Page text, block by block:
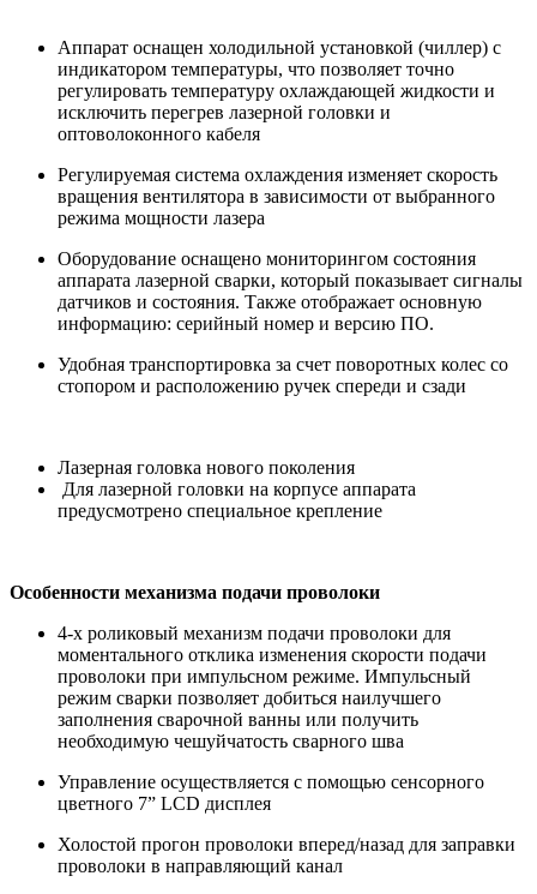
Аппарат оснащен холодильной установкой (чиллер) с
индикатором температуры, что позволяет точно
регулировать температуру охлаждающей жидкости и
исключить перегрев лазерной головки и
оптоволоконного кабеля
Регулируемая система охлаждения изменяет скорость
вращения вентилятора в зависимости от выбранного
режима мощности лазера
Оборудование оснащено мониторингом состояния
аппарата лазерной сварки, который показывает сигналы
датчиков и состояния. Также отображает основную
информацию: серийный номер и версию ПО.
Удобная транспортировка за счет поворотных колес со
стопором и расположению ручек спереди и сзади
Лазерная головка нового поколения
Для лазерной головки на корпусе аппарата
предусмотрено специальное крепление
Особенности механизма подачи проволоки
4-х роликовый механизм подачи проволоки для
моментального отклика изменения скорости подачи
проволоки при импульсном режиме. Импульсный
режим сварки позволяет добиться наилучшего
заполнения сварочной ванны или получить
необходимую чешуйчатость сварного шва
Управление осуществляется с помощью сенсорного
цветного 7” LCD дисплея
Холостой прогон проволоки вперед/назад для заправки
проволоки в направляющий канал